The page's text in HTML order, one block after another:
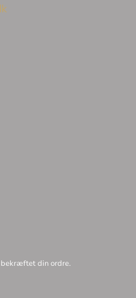
bekræftet din ordre.